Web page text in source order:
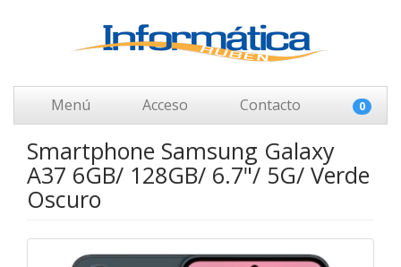
Menú Acceso Contacto 0
Smartphone Samsung Galaxy
A37 6GB/ 128GB/ 6.7"/ 5G/ Verde
Oscuro